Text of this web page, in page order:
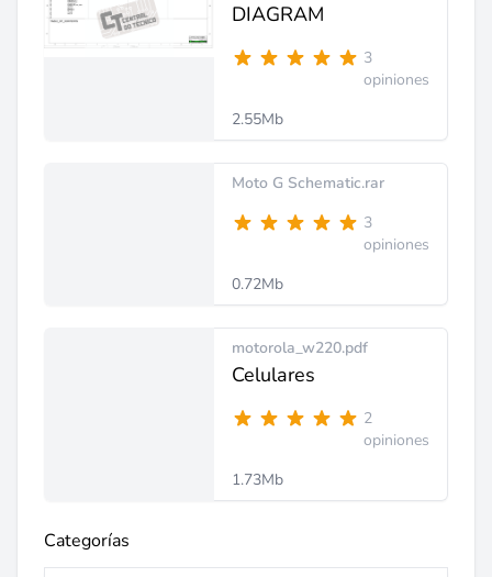
DIAGRAM
3
opiniones
2.55Mb
Moto G Schematic.rar
3
opiniones
0.72Mb
motorola_w220.pdf
Celulares
2
opiniones
1.73Mb
Categorías